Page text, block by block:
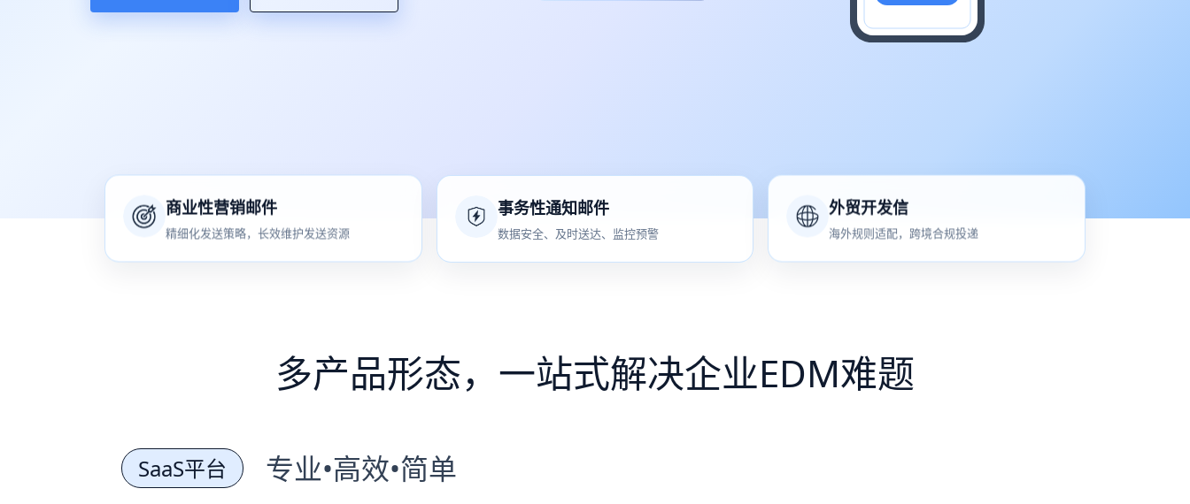
商业性营销邮件
精细化发送策略，长效维护发送资源
事务性通知邮件
数据安全、及时送达、监控预警
外贸开发信
海外规则适配，跨境合规投递
多产品形态，一站式解决企业EDM难题
SaaS平台 专业•高效•简单